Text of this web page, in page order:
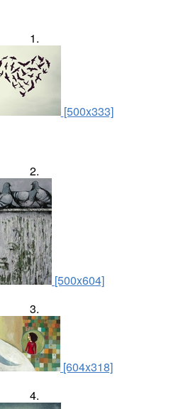
1.
[500x333]
2.
[500x604]
3.
[604x318]
4.